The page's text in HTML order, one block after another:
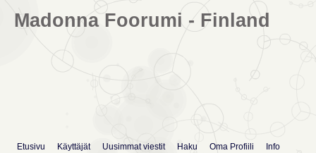
Madonna Foorumi - Finland
Etusivu Käyttäjät Uusimmat viestit Haku Oma Profiili Info